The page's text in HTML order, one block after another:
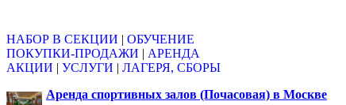
НАБОР В СЕКЦИИ | ОБУЧЕНИЕ
ПОКУПКИ-ПРОДАЖИ | АРЕНДА
АКЦИИ | УСЛУГИ | ЛАГЕРЯ, СБОРЫ
Аренда спортивных залов (Почасовая) в Москве